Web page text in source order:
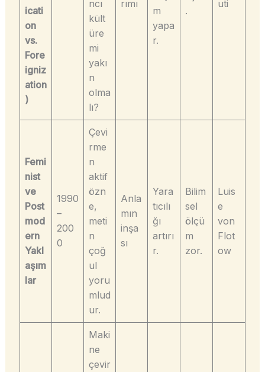
icati
on
vs.
Fore
igniz
ation
)
ncı
kült
üre
mi
yakı
n
olma
lı?
rımı
m
yapa
r.
.
uti
Femi
nist
ve
Post
mod
ern
Yakl
aşım
lar
1990
–
200
0
Çevi
rme
n
aktif
özn
e,
meti
n
çoğ
ul
yoru
mlud
ur.
Anla
mın
inşa
sı
Yara
tıcılı
ğı
artırı
r.
Bilim
sel
ölçü
m
zor.
Luis
e
von
Flot
ow
Maki
ne
çevir